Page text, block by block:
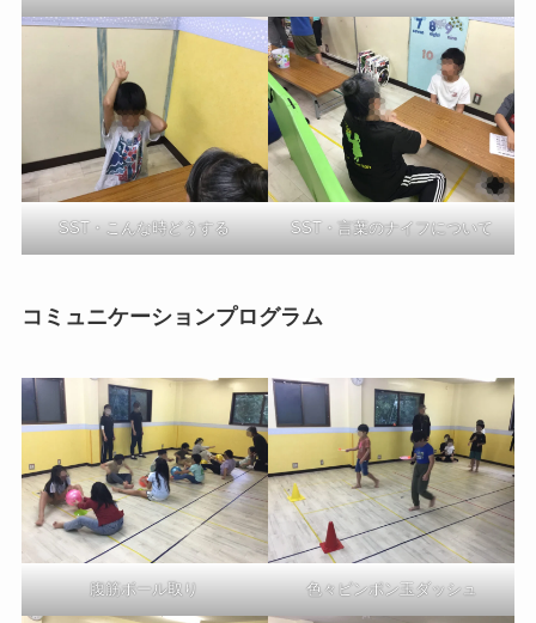
SST・こんな時どうする SST・言葉のナイフについて
コミュニケーションプログラム
腹筋ボール取り 色々ピンポン玉ダッシュ